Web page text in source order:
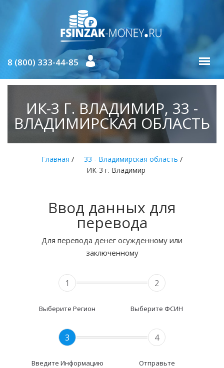
8 (800) 333-44-85
ИК-3 Г. ВЛАДИМИР, 33 -
ВЛАДИМИРСКАЯ ОБЛАСТЬ
Главная / 33 - Владимирская область /
ИК-3 г. Владимир
Ввод данных для
перевода
Для перевода денег осужденному или
заключенному
1
Выберите Регион
2
Выберите ФСИН
3
Введите Информацию
4
Отправьте